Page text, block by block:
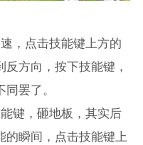
，点击技能键上方的
方向，按下技能键，
罢了。
键，砸地板，其实后
的瞬间，点击技能键上